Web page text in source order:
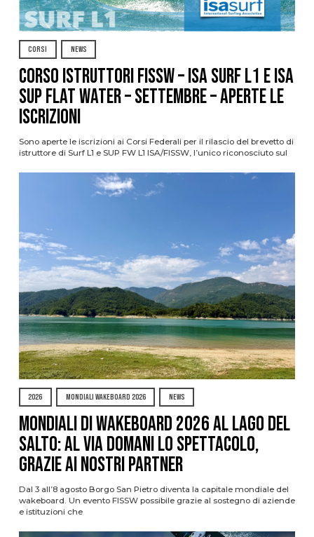
CORSI NEWS
CORSO ISTRUTTORI FISSW – ISA SURF L1 e ISA
SUP Flat Water – SETTEMBRE – APERTE LE
ISCRIZIONI
Sono aperte le iscrizioni ai Corsi Federali per il rilascio del brevetto di
istruttore di Surf L1 e SUP FW L1 ISA/FISSW, l’unico riconosciuto sul
2026 MONDIALI WAKEBOARD 2026 NEWS
Mondiali di Wakeboard 2026 al Lago del
Salto: al via domani lo spettacolo,
grazie ai nostri Partner
Dal 3 all’8 agosto Borgo San Pietro diventa la capitale mondiale del
wakeboard. Un evento FISSW possibile grazie al sostegno di aziende
e istituzioni che